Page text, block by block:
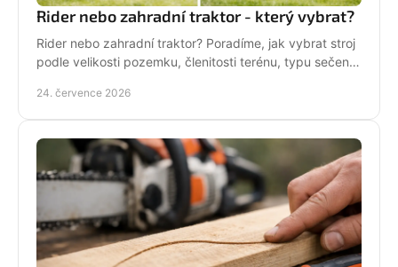
Rider nebo zahradní traktor - který vybrat?
Rider nebo zahradní traktor? Poradíme, jak vybrat stroj
podle velikosti pozemku, členitosti terénu, typu sečení
24. července 2026